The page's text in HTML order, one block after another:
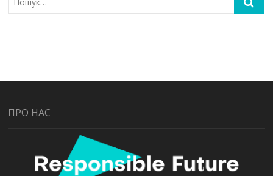
ПРО НАС